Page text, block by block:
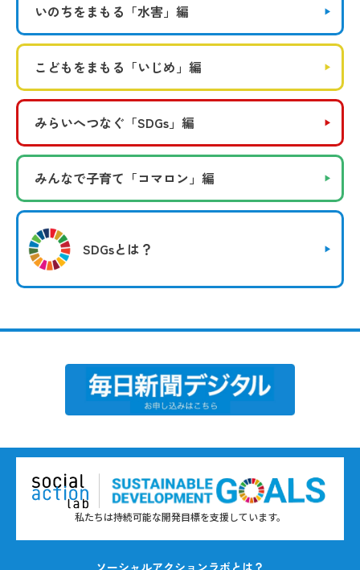
いのちをまもる 「水害」編
こどもをまもる 「いじめ」編
みらいへつなぐ 「SDGs」編
みんなで子育て 「コマロン」編
SDGsとは？
私たちは持続可能な開発目標を支援しています。